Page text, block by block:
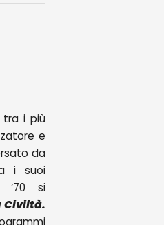
tra i più
e
da
i suoi
’70 si
Civiltà.